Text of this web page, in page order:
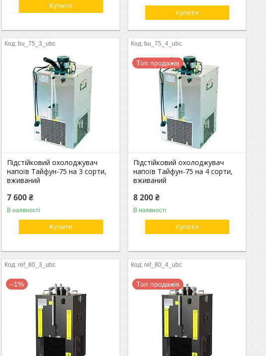
Купити
Купити
bu_75_3_ubc
Підстійковий охолоджувач
напоїв Тайфун-75 на 3 сорти,
вживаний
7 600 ₴
В наявності
Купити
bu_75_4_ubc
Топ продажів
Підстійковий охолоджувач
напоїв Тайфун-75 на 4 сорти,
вживаний
8 200 ₴
В наявності
Купити
ref_80_3_ubc
–1%
ref_80_4_ubc
Топ продажів